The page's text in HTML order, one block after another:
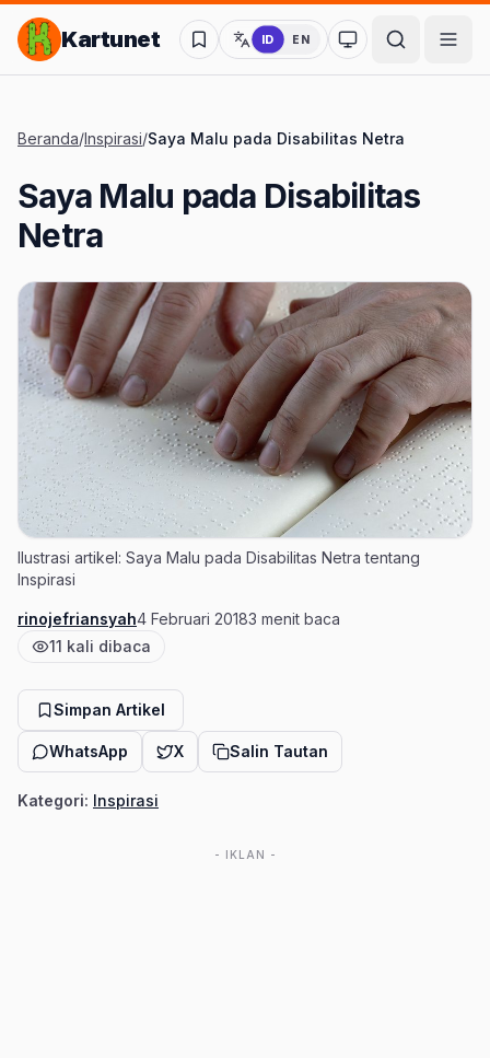
Lompat ke Konten Utama
Kartunet ID EN
Ubah ke mode
Beranda/Inspirasi/Saya Malu pada Disabilitas Netra
Saya Malu pada Disabilitas
Netra
Ilustrasi artikel: Saya Malu pada Disabilitas Netra tentang
Inspirasi
Penulis
rinojefriansyahTanggal terbit
4 Februari 2018Estimasi waktu baca
3 menit baca
Jumlah pembaca
11 kali dibaca
Simpan Artikel
WhatsApp X Salin Tautan
Kategori: Inspirasi
- IKLAN -